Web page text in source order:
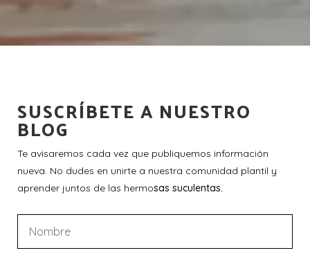
SUSCRÍBETE A NUESTRO
BLOG
Te avisaremos cada vez que publiquemos información
nueva. No dudes en unirte a nuestra comunidad plantil y
aprender juntos de las hermosas suculentas.